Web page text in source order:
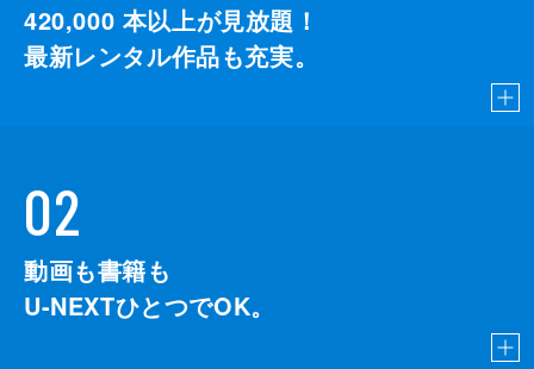
420,000 本以上が見放題！
最新レンタル作品も充実。
02
動画も書籍も
U-NEXTひとつでOK。